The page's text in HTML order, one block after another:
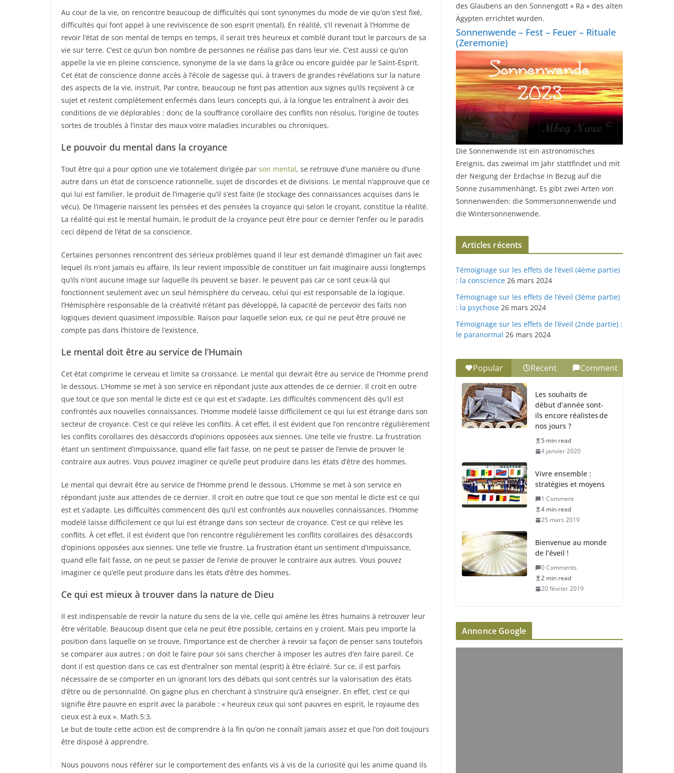
Au cour de la vie, on rencontre beaucoup de difficultés qui sont synonymes du mode de vie qu’on s’est fixé,
difficultés qui font appel à une reviviscence de son esprit (mental). En réalité, s’il revenait à l’Homme de
revoir l’état de son mental de temps en temps, il serait très heureux et comblé durant tout le parcours de sa
vie sur terre. C’est ce qu’un bon nombre de personnes ne réalise pas dans leur vie. C’est aussi ce qu’on
appelle la vie en pleine conscience, synonyme de la vie dans la grâce ou encore guidée par le Saint-Esprit.
Cet état de conscience donne accès à l’école de sagesse qui, à travers de grandes révélations sur la nature
des aspects de la vie, instruit. Par contre, beaucoup ne font pas attention aux signes qu’ils reçoivent à ce
sujet et restent complètement enfermés dans leurs concepts qui, à la longue les entraînent à avoir des
conditions de vie déplorables : donc de la souffrance corollaire des conflits non résolus, l’origine de toutes
sortes de troubles à l’instar des maux voire maladies incurables ou chroniques.
Le pouvoir du mental dans la croyance
Tout être qui a pour option une vie totalement dirigée par son mental, se retrouve d’une manière ou d’une
autre dans un état de conscience rationnelle, sujet de discordes et de divisions. Le mental n’approuve que ce
qui lui est familier, le produit de l’imagerie qu’il s’est faite (le stockage des connaissances acquises dans le
vécu). De l’imagerie naissent les pensées et des pensées la croyance qui selon le croyant, constitue la réalité.
La réalité qui est le mental humain, le produit de la croyance peut être pour ce dernier l’enfer ou le paradis
ceci dépend de l’état de sa conscience.
Certaines personnes rencontrent des sérieux problèmes quand il leur est demandé d’imaginer un fait avec
lequel ils n’ont jamais eu affaire. Ils leur revient impossible de constituer un fait imaginaire aussi longtemps
qu’ils n’ont aucune image sur laquelle ils peuvent se baser. le peuvent pas car ce sont ceux-là qui
fonctionnent seulement avec un seul hémisphère du cerveau, celui qui est responsable de la logique.
l’Hémisphère responsable de la créativité n’étant pas développé, la capacité de percevoir des faits non
logiques devient quasiment impossible. Raison pour laquelle selon eux, ce qui ne peut être prouvé ne
compte pas dans l’histoire de l’existence.
Le mental doit être au service de l’Humain
Cet état comprime le cerveau et limite sa croissance. Le mental qui devrait être au service de l’Homme prend
le dessous. L’Homme se met à son service en répondant juste aux attendes de ce dernier. Il croit en outre
que tout ce que son mental le dicte est ce qui est et s’adapte. Les difficultés commencent dès qu’il est
confrontés aux nouvelles connaissances. l’Homme modelé laisse difficilement ce qui lui est étrange dans son
secteur de croyance. C’est ce qui relève les conflits. À cet effet, il est évident que l’on rencontre régulièrement
les conflits corollaires des désaccords d’opinions opposées aux siennes. Une telle vie frustre. La frustration
étant un sentiment d’impuissance, quand elle fait fasse, on ne peut se passer de l’envie de prouver le
contraire aux autres. Vous pouvez imaginer ce qu’elle peut produire dans les états d’être des hommes.
Le mental qui devrait être au service de l’Homme prend le dessous. L’Homme se met à son service en
répondant juste aux attendes de ce dernier. Il croit en outre que tout ce que son mental le dicte est ce qui
est et s’adapte. Les difficultés commencent dès qu’il est confrontés aux nouvelles connaissances. l’Homme
modelé laisse difficilement ce qui lui est étrange dans son secteur de croyance. C’est ce qui relève les
conflits. À cet effet, il est évident que l’on rencontre régulièrement les conflits corollaires des désaccords
d’opinions opposées aux siennes. Une telle vie frustre. La frustration étant un sentiment d’impuissance,
quand elle fait fasse, on ne peut se passer de l’envie de prouver le contraire aux autres. Vous pouvez
imaginer ce qu’elle peut produire dans les états d’être des hommes.
Ce qui est mieux à trouver dans la nature de Dieu
Il est indispensable de revoir la nature du sens de la vie, celle qui amène les êtres humains à retrouver leur
être véritable. Beaucoup disent que cela ne peut être possible, certains en y croient. Mais peu importe la
position dans laquelle on se trouve, l’importance est de chercher à revoir sa façon de penser sans toutefois
se comparer aux autres ; on doit le faire pour soi sans chercher à imposer les autres d’en faire pareil. Ce
dont il est question dans ce cas est d’entraîner son mental (esprit) à être éclairé. Sur ce, il est parfois
nécessaire de se comporter en un ignorant lors des débats qui sont centrés sur la valorisation des états
d’être ou de personnalité. On gagne plus en cherchant à s’instruire qu’à enseigner. En effet, c’est ce qui
signifie être pauvre en esprit avec la parabole : « heureux ceux qui sont pauvres en esprit, le royaume des
cieux est à eux ». Math.5:3.
Le but de toute cette action est de comprendre à la fin qu’on ne connaît jamais assez et que l’on doit toujours
être disposé à apprendre.
Nous pouvons nous référer sur le comportement des enfants vis à vis de la curiosité qui les anime quand ils
des Glaubens an den Sonnengott « Ra » des alten
Ägypten errichtet wurden.
Sonnenwende – Fest – Feuer – Rituale
(Zeremonie)
Die Sonnenwende ist ein astronomisches
Ereignis, das zweimal im Jahr stattfindet und mit
der Neigung der Erdachse in Bezug auf die
Sonne zusammenhängt. Es gibt zwei Arten von
Sonnenwenden: die Sommersonnenwende und
die Wintersonnenwende.
Articles récents
Témoignage sur les effets de l’éveil (4ème partie)
: la conscience 26 mars 2024
Témoignage sur les effets de l’éveil (3ème partie)
: la psychose 26 mars 2024
Témoignage sur les effets de l’éveil (2nde partie) :
le paranormal 26 mars 2024
Popular Recent Comment
Les souhaits de
début d’année sont-
ils encore réalistes de
nos jours ?
5 min read
4 janvier 2020
Vivre ensemble :
stratégies et moyens
1 Comment
4 min read
25 mars 2019
Bienvenue au monde
de l’éveil !
0 Comments
2 min read
20 février 2019
Annonce Google